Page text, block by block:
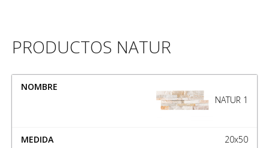
PRODUCTOS NATUR
NOMBRE
NATUR 1
20x50